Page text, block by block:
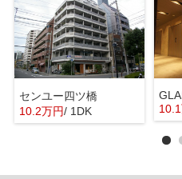
センユー四ツ橋
10.2万円/ 1DK